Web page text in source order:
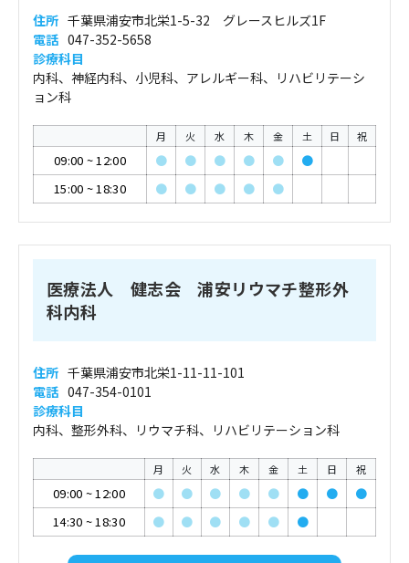
住所 千葉県浦安市北栄1-5-32 グレースヒルズ1F
電話 047-352-5658
診療科目
内科、神経内科、小児科、アレルギー科、リハビリテーシ
ョン科
月 火 水 木 金 土 日 祝
09:00 ~12:00 ● ● ● ● ●
●
15:00 ~18:30 ● ● ● ● ●
医療法人 健志会 浦安リウマチ整形外
科内科
住所 千葉県浦安市北栄1-11-11-101
電話 047-354-0101
診療科目
内科、整形外科、リウマチ科、リハビリテーション科
月 火 水 木 金 土 日 祝
09:00 ~12:00 ● ● ● ● ● ● ●
●
14:30 ~18:30 ● ● ● ● ● ●